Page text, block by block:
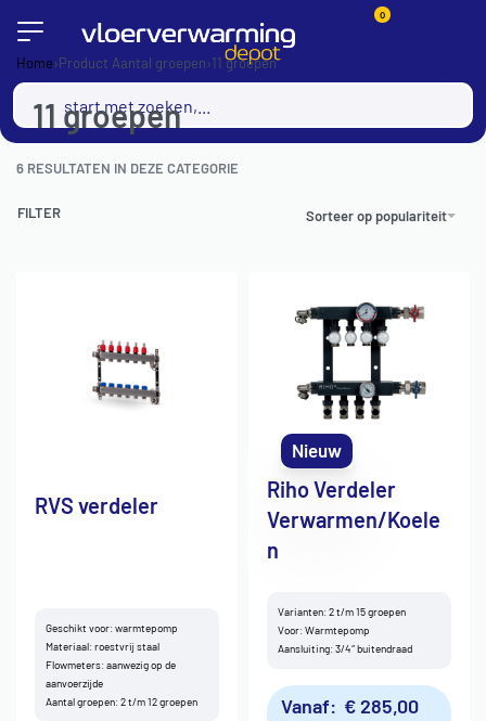
0
Home›Product Aantal groepen›11 groepen
11 groepen
6 RESULTATEN IN DEZE CATEGORIE
Sorteer op populariteit
FILTER
RVS verdeler
Geschikt voor: warmtepomp
Materiaal: roestvrij staal
Flowmeters: aanwezig op de
aanvoerzijde
Aantal groepen: 2 t/m 12 groepen
Nieuw
Riho Verdeler
Verwarmen/Koele
n
Varianten: 2 t/m 15 groepen
Voor: Warmtepomp
Aansluiting: 3/4″ buitendraad
Vanaf: €285,00